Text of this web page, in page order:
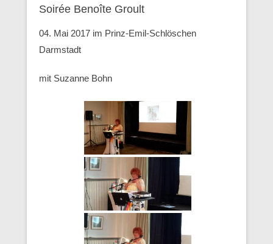
Soirée Benoîte Groult
04. Mai 2017 im Prinz-Emil-Schlöschen
Darmstadt
mit Suzanne Bohn